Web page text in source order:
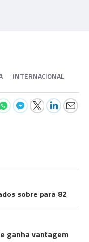
INTERNACIONAL
sobre para 82
ganha vantagem